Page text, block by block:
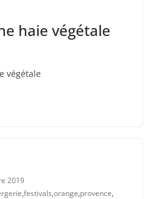
haie végétale
végétale
2019
,festivals,orange,provence,